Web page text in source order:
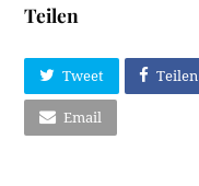
Teilen
Tweet Teilen
Email